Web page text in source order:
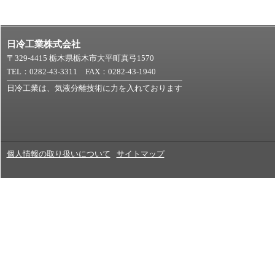
日冷工業株式会社
〒329-4415 栃木県栃木市大平町真弓1570
TEL：0282-43-3311 FAX：0282-43-1940
日冷工業は、気液分離技術に力を入れております
個人情報の取り扱いについて サイトマップ